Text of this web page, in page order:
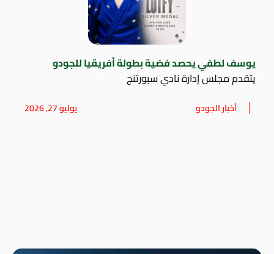
يوسف لطفي يحصد فضية بطولة أفريقيا للجودو
يتقدم مجلس إدارة نادي سبورتنج
أخبار الجودو يوليو 27, 2026